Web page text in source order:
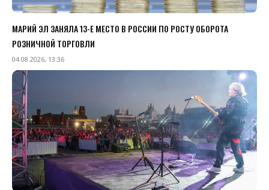
МАРИЙ ЭЛ ЗАНЯЛА 13-Е МЕСТО В РОССИИ ПО РОСТУ ОБОРОТА
РОЗНИЧНОЙ ТОРГОВЛИ
04.08.2026, 13:36